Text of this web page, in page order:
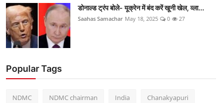
डोनाल्ड ट्रंप बोले- यूक्रेन में बंद करें खूनी खेल, व्ला...
Saahas Samachar May 18, 2025 0 27
Popular Tags
NDMC NDMC chairman India Chanakyapuri